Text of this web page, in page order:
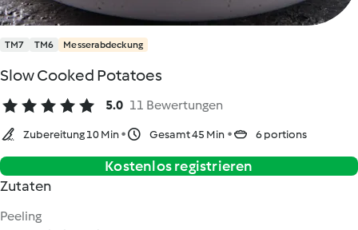
TM7 TM6 Messerabdeckung
Slow Cooked Potatoes
5.0 11 Bewertungen
Zubereitung 10 Min Gesamt 45 Min 6 portions
Kostenlos registrieren
Zutaten
Peeling